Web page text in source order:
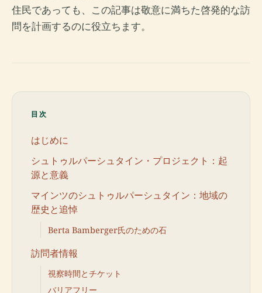
住民であっても、この記事は敬意に満ちた啓発的な訪
問を計画するのに役立ちます。
目次
はじめに
シュトゥルパーシュタイン・プロジェクト：起
源と意義
マインツのシュトゥルパーシュタイン：地域の
歴史と追悼
Berta Bamberger氏のための石
訪問者情報
視察時間とチケット
バリアフリー